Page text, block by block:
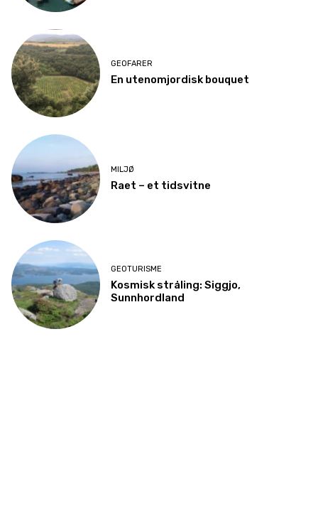
GEOFARER
En utenomjordisk bouquet
MILJØ
Raet – et tidsvitne
GEOTURISME
Kosmisk stråling: Siggjo,
Sunnhordland